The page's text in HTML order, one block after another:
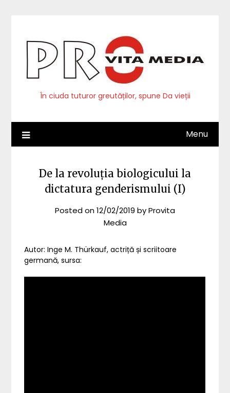
În ciuda tuturor greutăților, spune Da vieții
Menu
De la revoluția biologicului la
dictatura genderismului (I)
Posted on12/02/2019 byProvita
Media
Autor: Inge M. Thürkauf, actriță și scriitoare
germană, sursa: